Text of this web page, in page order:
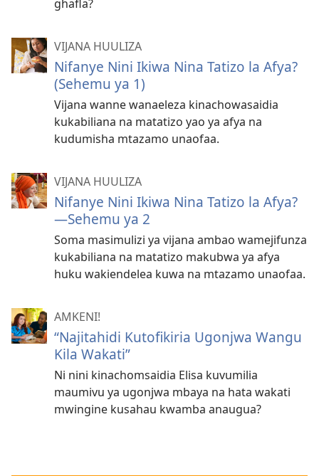
ghafla?
VIJANA HUULIZA
Nifanye Nini Ikiwa Nina Tatizo la Afya?
(Sehemu ya 1)
Vijana wanne wanaeleza kinachowasaidia
kukabiliana na matatizo yao ya afya na
kudumisha mtazamo unaofaa.
VIJANA HUULIZA
Nifanye Nini Ikiwa Nina Tatizo la Afya?
—Sehemu ya 2
Soma masimulizi ya vijana ambao wamejifunza
kukabiliana na matatizo makubwa ya afya
huku wakiendelea kuwa na mtazamo unaofaa.
AMKENI!
“Najitahidi Kutofikiria Ugonjwa Wangu
Kila Wakati”
Ni nini kinachomsaidia Elisa kuvumilia
maumivu ya ugonjwa mbaya na hata wakati
mwingine kusahau kwamba anaugua?